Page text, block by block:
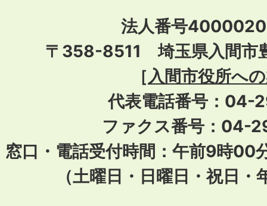
法人番号
〒358-8511 埼玉県入間市
［入間市役所へ
代表電話番号：04-
ファクス番号：04-
窓口・電話受付時間：午前9時00
（土曜日・日曜日・祝日